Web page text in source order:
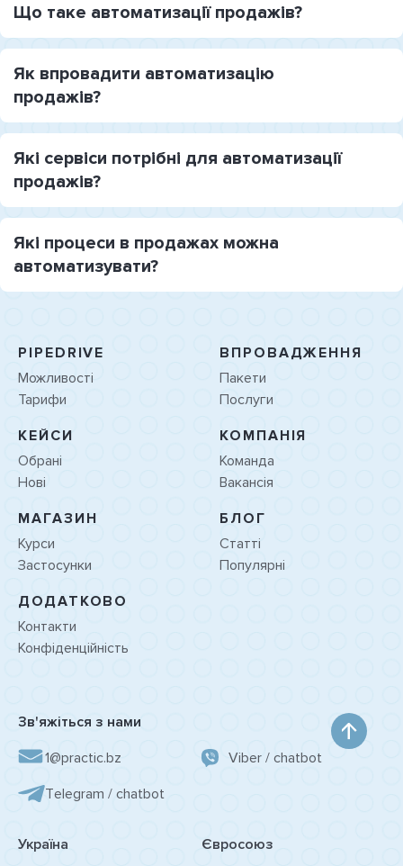
Що таке автоматизації продажів?
Як впровадити автоматизацію
продажів?
Які сервіси потрібні для автоматизації
продажів?
Які процеси в продажах можна
автоматизувати?
PIPEDRIVE
Можливості
Тарифи
ВПРОВАДЖЕННЯ
Пакети
Послуги
КЕЙСИ
Обрані
Нові
КОМПАНІЯ
Команда
Вакансія
МАГАЗИН
Курси
Застосунки
БЛОГ
Статті
Популярні
ДОДАТКОВО
Контакти
Конфіденційність
Зв'яжіться з нами
1@practic.bz
Viber / chatbot
Tеlegram / chatbot
Україна Євросоюз